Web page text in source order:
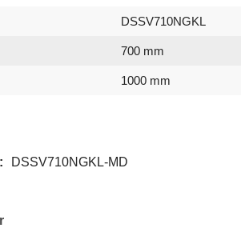
DSSV710NGKL
700 mm
1000 mm
DSSV710NGKL-MD